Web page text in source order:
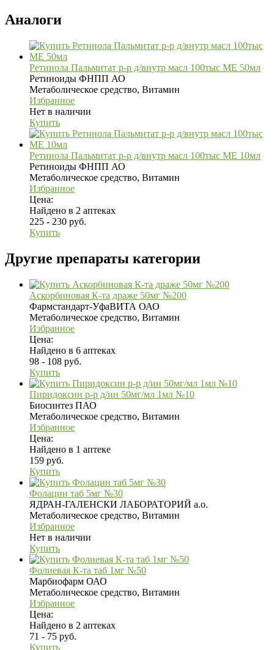
Аналоги
Ретинола Пальмитат р-р д/внутр масл 100тыс МЕ 50мл
Ретиноиды ФНПП АО
Метаболическое средство, Витамин
Избранное
Нет в наличии
Купить
Ретинола Пальмитат р-р д/внутр масл 100тыс МЕ 10мл
Ретиноиды ФНПП АО
Метаболическое средство, Витамин
Избранное
Цена:
Найдено в 2 аптеках
225 - 230 руб.
Купить
Другие препараты категории
Аскорбиновая К-та драже 50мг №200
Фармстандарт-УфаВИТА ОАО
Метаболическое средство, Витамин
Избранное
Цена:
Найдено в 6 аптеках
98 - 108 руб.
Купить
Пиридоксин р-р д/ин 50мг/мл 1мл №10
Биосинтез ПАО
Метаболическое средство, Витамин
Избранное
Цена:
Найдено в 1 аптеке
159 руб.
Купить
Фолацин таб 5мг №30
ЯДРАН-ГАЛЕНСКИ ЛАБОРАТОРИЙ а.о.
Метаболическое средство, Витамин
Избранное
Нет в наличии
Купить
Фолиевая К-та таб 1мг №50
Марбиофарм ОАО
Метаболическое средство, Витамин
Избранное
Цена:
Найдено в 2 аптеках
71 - 75 руб.
Купить